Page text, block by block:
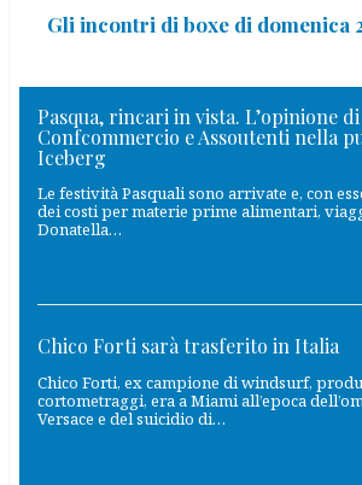
Gli incontri di boxe di domenica
Pasqua, rincari in vista. L’opinione di
Confcommercio e Assoutenti nella
Iceberg
Le festività Pasquali sono arrivate e, con
dei costi per materie prime alimentari,
Donatella…
Chico Forti sarà trasferito in Italia
Chico Forti, ex campione di windsurf,
cortometraggi, era a Miami all’epoca
Versace e del suicidio di…